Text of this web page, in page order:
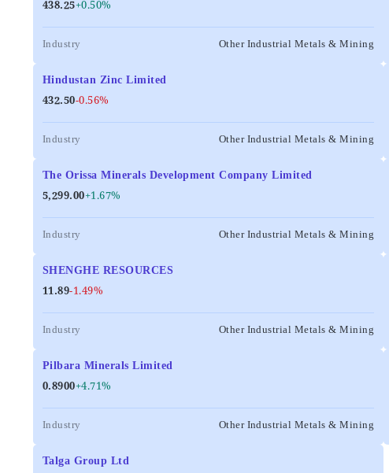
438.25+0.50%
Industry Other Industrial Metals & Mining
Hindustan Zinc Limited
432.50-0.56%
Industry Other Industrial Metals & Mining
The Orissa Minerals Development Company Limited
5,299.00+1.67%
Industry Other Industrial Metals & Mining
SHENGHE RESOURCES
11.89-1.49%
Industry Other Industrial Metals & Mining
Pilbara Minerals Limited
0.8900+4.71%
Industry Other Industrial Metals & Mining
Talga Group Ltd